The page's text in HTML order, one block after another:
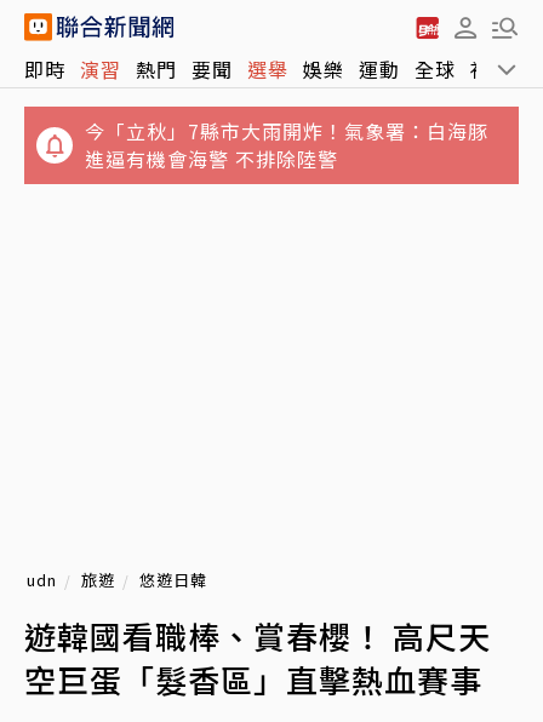
即時 演習 熱門 要聞 選舉 娛樂 運動 全球 社會
今「立秋」7縣市大雨開炸！氣象署：白海豚
進逼有機會海警 不排除陸警
誆騙慈濟10億元！女律師勾結講經師吸金⋯豪
宅藏黃金鮑魚 要信徒喝精油
udn 旅遊 悠遊日韓
遊韓國看職棒、賞春櫻！ 高尺天
空巨蛋「髮香區」直擊熱血賽事